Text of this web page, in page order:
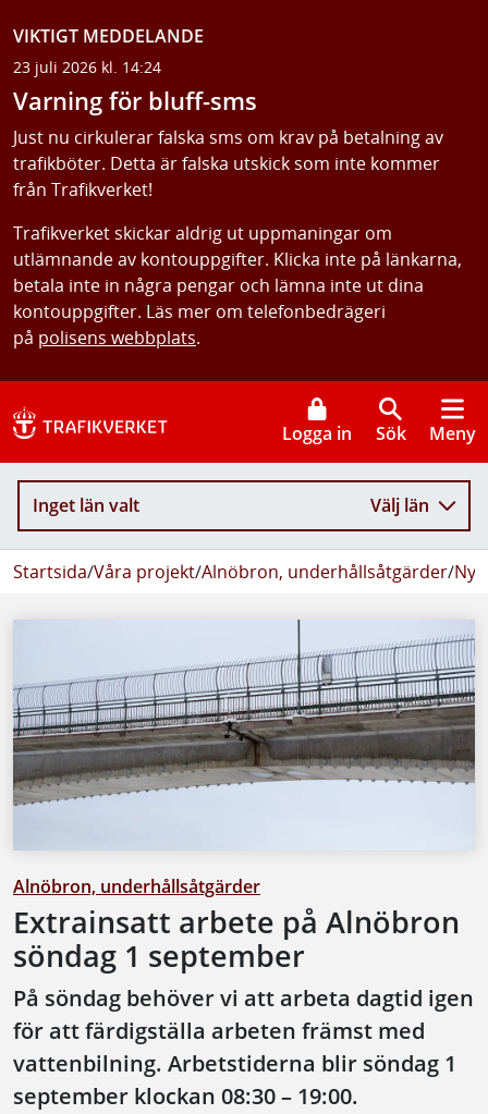
VIKTIGT MEDDELANDE
23 juli 2026 kl. 14:24
Varning för bluff-sms
Just nu cirkulerar falska sms om krav på betalning av
trafikböter. Detta är falska utskick som inte kommer
från Trafikverket!
Trafikverket skickar aldrig ut uppmaningar om
utlämnande av kontouppgifter. Klicka inte på länkarna,
betala inte in några pengar och lämna inte ut dina
kontouppgifter. Läs mer om telefonbedrägeri
på polisens webbplats.
Logga in Sök Meny
Inget län valt Välj län
Startsida/Våra projekt/Alnöbron, underhållsåtgärder/
Alnöbron, underhållsåtgärder
Extrainsatt arbete på Alnöbron
söndag 1 september
På söndag behöver vi att arbeta dagtid igen
för att färdigställa arbeten främst med
vattenbilning. Arbetstiderna blir söndag 1
september klockan 08:30 – 19:00.